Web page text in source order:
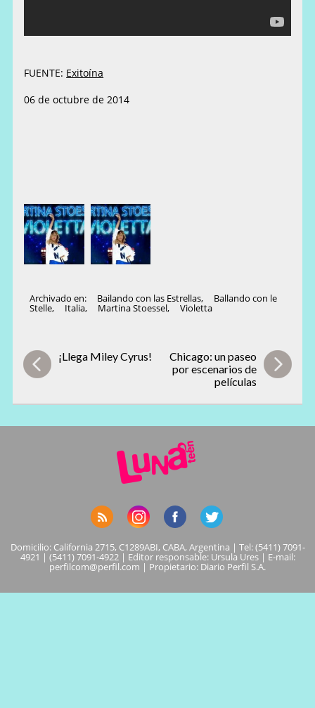
FUENTE: Exitoína
06 de octubre de 2014
Archivado en: Bailando con las Estrellas, Ballando con le
Stelle, Italia, Martina Stoessel, Violetta
¡Llega Miley Cyrus!
Chicago: un paseo
por escenarios de
películas
Domicilio: California 2715, C1289ABI, CABA, Argentina | Tel: (5411) 7091-
4921 | (5411) 7091-4922 | Editor responsable: Ursula Ures | E-mail:
perfilcom@perfil.com | Propietario: Diario Perfil S.A.